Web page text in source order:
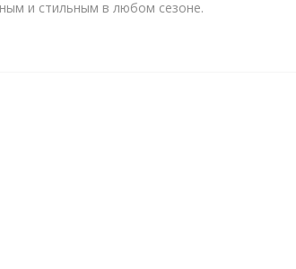
и стильным в любом сезоне.